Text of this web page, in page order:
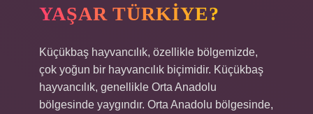
YAŞAR TÜRKIYE?
Küçükbaş hayvancılık, özellikle bölgemizde,
çok yoğun bir hayvancılık biçimidir. Küçükbaş
hayvancılık, genellikle Orta Anadolu
bölgesinde yaygındır. Orta Anadolu bölgesinde,